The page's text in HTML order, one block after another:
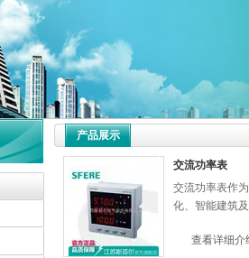
产品展示
交流功率表
交流功率表作
化、智能建筑
查看详细介